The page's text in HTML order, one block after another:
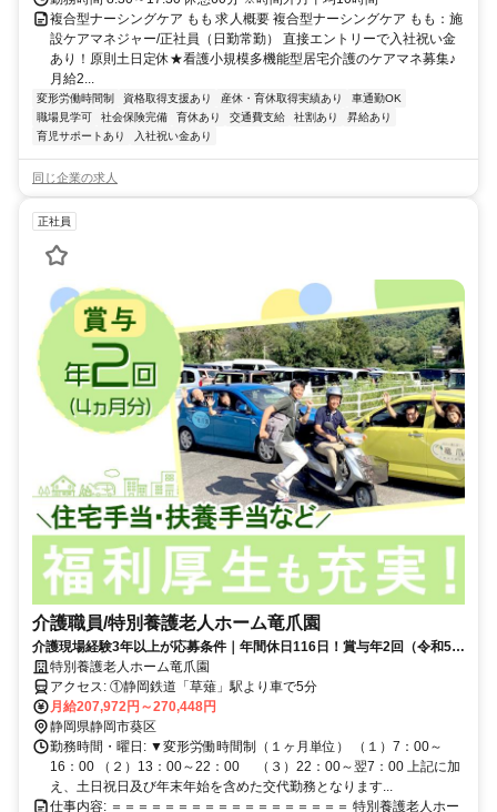
複合型ナーシングケア もも 求人概要 複合型ナーシングケア もも：施
設ケアマネジャー/正社員（日勤常勤） 直接エントリーで入社祝い金
あり！原則土日定休★看護小規模多機能型居宅介護のケアマネ募集♪
月給2...
変形労働時間制 資格取得支援あり 産休・育休取得実績あり
車通勤OK
職場見学可
社会保険完備 育休あり 交通費支給 社割あり
昇給あり
育児サポートあり
入社祝い金あり
同じ企業の求人
正社員
介護職員/特別養護老人ホーム竜爪園
介護現場経験3年以上が応募条件｜年間休日116日！賞与年2回（令和5年
実績：4か月分）
特別養護老人ホーム竜爪園
アクセス: ①静岡鉄道「草薙」駅より車で5分
月給207,972円～270,448円
静岡県静岡市葵区
勤務時間・曜日: ▼変形労働時間制（１ヶ月単位） （１）7：00～
16：00 （２）13：00～22：00 （３）22：00～翌7：00 上記に加
え、土日祝日及び年末年始を含めた交代勤務となります...
仕事内容: ＝＝＝＝＝＝＝＝＝＝＝＝＝＝＝＝＝＝ 特別養護老人ホー